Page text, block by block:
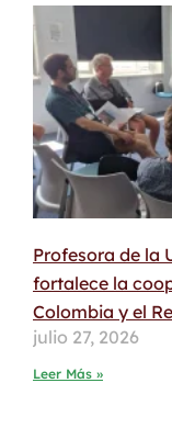
Profesora de la
fortalece la
Colombia y el
julio 27, 2026
Leer Más »